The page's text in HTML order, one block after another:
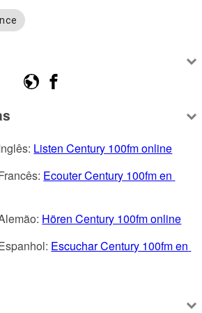
Listen Century 100fm online
Ecouter Century 100fm en
Hören Century 100fm online
Escuchar Century 100fm en